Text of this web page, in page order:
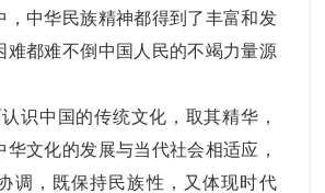
，中华民族精神都得到了丰富和发
难都难不倒中国人民的不竭力量源
识中国的传统文化，取其精华，
华文化的发展与当代社会相适应，
调，既保持民族性，又体现时代